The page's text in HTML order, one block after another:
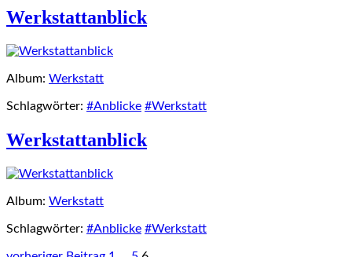
Werkstattanblick
Album: Werkstatt
Schlagwörter: #Anblicke #Werkstatt
Werkstattanblick
Album: Werkstatt
Schlagwörter: #Anblicke #Werkstatt